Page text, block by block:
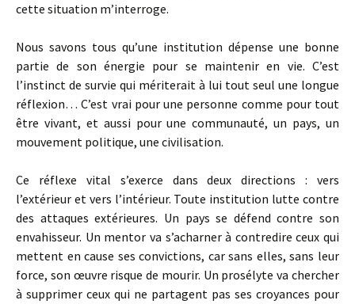
cette situation m’interroge.
Nous savons tous qu’une institution dépense une bonne
partie de son énergie pour se maintenir en vie. C’est
l’instinct de survie qui mériterait à lui tout seul une longue
réflexion… C’est vrai pour une personne comme pour tout
être vivant, et aussi pour une communauté, un pays, un
mouvement politique, une civilisation.
Ce réflexe vital s’exerce dans deux directions : vers
l’extérieur et vers l’intérieur. Toute institution lutte contre
des attaques extérieures. Un pays se défend contre son
envahisseur. Un mentor va s’acharner à contredire ceux qui
mettent en cause ses convictions, car sans elles, sans leur
force, son œuvre risque de mourir. Un prosélyte va chercher
à supprimer ceux qui ne partagent pas ses croyances pour